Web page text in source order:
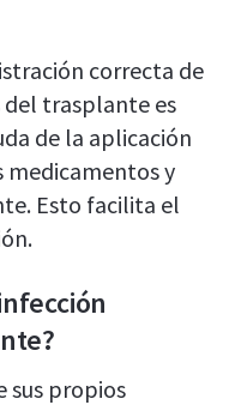
correcta de
del trasplante es
de la aplicación
medicamentos y
Esto facilita el
sus propios